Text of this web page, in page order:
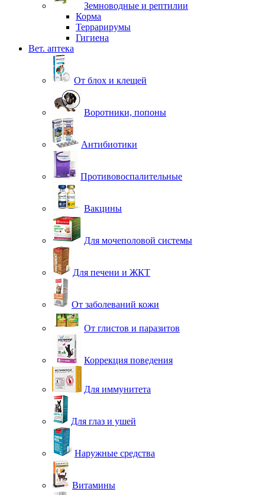
Земноводные и рептилии
Корма
Террарирумы
Гигиена
Вет. аптека
От блох и клещей
Воротники, попоны
Антибиотики
Противовоспалительные
Вакцины
Для мочеполовой системы
Для печени и ЖКТ
От заболеваний кожи
От глистов и паразитов
Коррекция поведения
Для иммунитета
Для глаз и ушей
Наружные средства
Витамины